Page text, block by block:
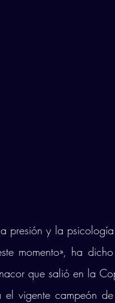
presión y la
momento», ha dicho
que salió en la
el vigente campeón